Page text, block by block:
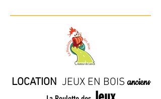
LOCATION JEUX EN BOIS anciens